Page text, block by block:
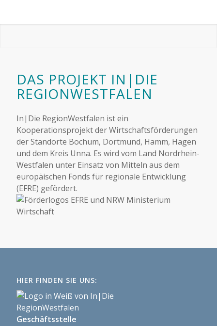
DAS PROJEKT IN|DIE
REGIONWESTFALEN
In|Die RegionWestfalen ist ein
Kooperationsprojekt der Wirtschaftsförderungen
der Standorte Bochum, Dortmund, Hamm, Hagen
und dem Kreis Unna. Es wird vom Land Nordrhein-
Westfalen unter Einsatz von Mitteln aus dem
europäischen Fonds für regionale Entwicklung
(EFRE) gefördert.
HIER FINDEN SIE UNS:
Geschäftsstelle